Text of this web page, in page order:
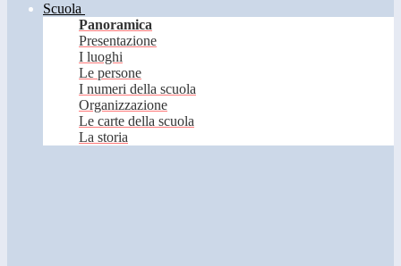
Scuola
Panoramica
Presentazione
I luoghi
Le persone
I numeri della scuola
Organizzazione
Le carte della scuola
La storia